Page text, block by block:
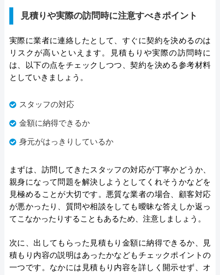
見積りや実際の訪問時に注意すべきポイント
実際に業者に連絡したとして、すぐに契約を決めるのは
リスクが高いといえます。見積もりや実際の訪問時に
は、以下の点をチェックしつつ、契約を決める参考材料
としていきましょう。
スタッフの対応
金額に納得できるか
身元がはっきりしているか
まずは、訪問してきたスタッフの対応が丁寧かどうか、
親身になって問題を解決しようとしてくれそうかなどを
見極めることが大切です。悪質な業者の場合、顧客対応
が悪かったり、質問や相談をしても曖昧な答えしか返っ
てこなかったりすることもあるため、注意しましょう。
次に、出してもらった見積もり金額に納得できるか、見
積もり内容の説明はあったかなどもチェックポイントの
一つです。なかには見積もり内容を詳しく開示せず、オ